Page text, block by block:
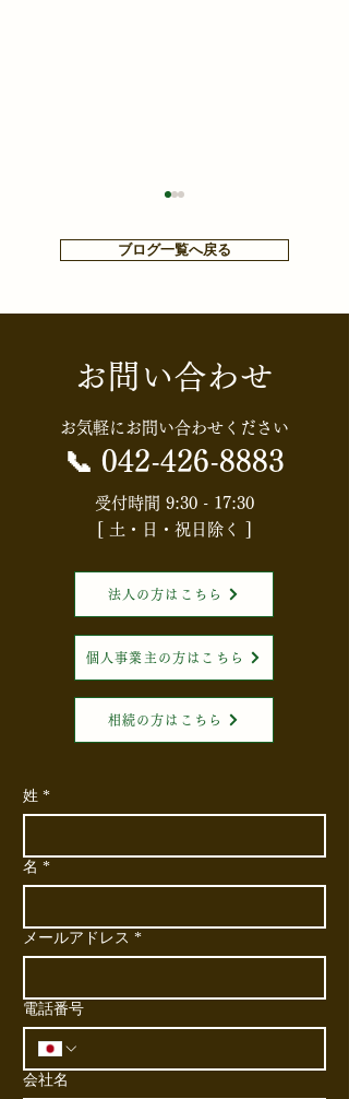
【知らないと損する⁉お金
や税金ニュース】【消費
税】食料品の消費税はど
うなる？「実質ゼロ化」
案の全体像
ブログ一覧へ戻る
お問い合わせ
お気軽にお問い合わせください
📞 042-426-8883
受付時間 9:30 - 17:30
[ 土・日・祝日除く ]
法人の方はこちら
個人事業主の方はこちら
相続の方はこちら
姓 *
名 *
メールアドレス *
電話番号
会社名